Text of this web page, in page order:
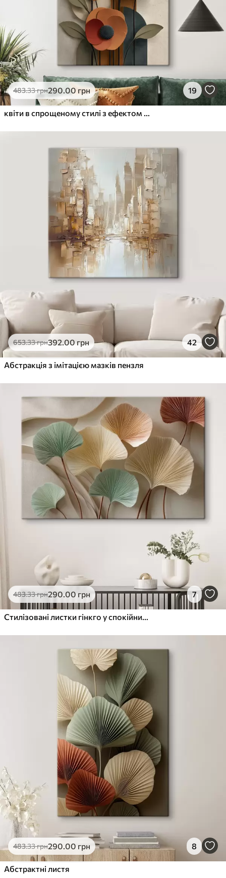
483.33грн290.00 грн 19
квіти в спрощеному стилі з ефектом об'єму
653.33грн392.00грн 42
Абстракція з імітацією мазків пензля
483.33грн290.00 грн 7
Стилізовані листки гінкго у спокійних тонах
483.33грн290.00 грн 8
Абстрактні листя